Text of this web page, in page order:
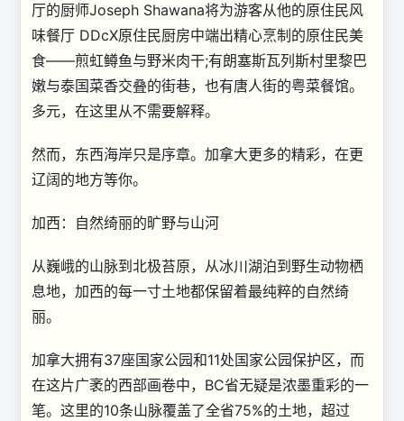
厅的厨师Joseph Shawana将为游客从他的原住民风
味餐厅 DDcX原住民厨房中端出精心烹制的原住民美
食——煎虹鳟鱼与野米肉干;有朗塞斯瓦列斯村里黎巴
嫩与泰国菜香交叠的街巷，也有唐人街的粤菜餐馆。
多元，在这里从不需要解释。
然而，东西海岸只是序章。加拿大更多的精彩，在更
辽阔的地方等你。
加西：自然绮丽的旷野与山河
从巍峨的山脉到北极苔原，从冰川湖泊到野生动物栖
息地，加西的每一寸土地都保留着最纯粹的自然绮
丽。
加拿大拥有37座国家公园和11处国家公园保护区，而
在这片广袤的西部画卷中，BC省无疑是浓墨重彩的一
笔。这里的10条山脉覆盖了全省75%的土地，超过